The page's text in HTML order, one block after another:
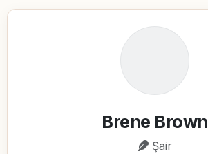
Brene Brown
Şair